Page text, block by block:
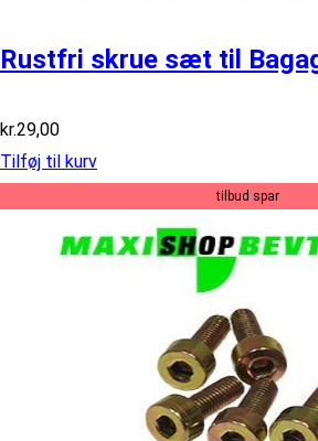
Rustfri skrue sæt til
kr.29,00
Tilføj til kurv
tilbud spar